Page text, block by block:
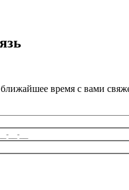
ближайшее время с вами